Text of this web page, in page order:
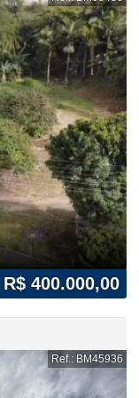
R$ 400.000,00
Ref.: BM45936